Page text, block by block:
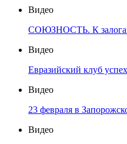
Видео
СОЮЗНОСТЬ. К
Видео
Евразийский клуб
Видео
23 февраля в
Видео